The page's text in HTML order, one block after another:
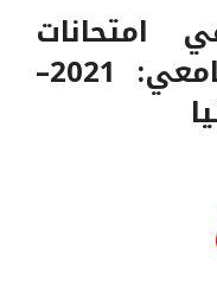
امتحانات
المفاضلة للعام الجامعي: 2021–